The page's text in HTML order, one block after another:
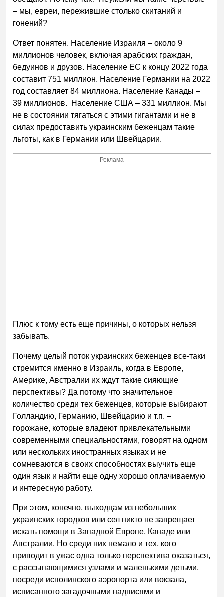
– мы, евреи, пережившие столько скитаний и
гонений?
Ответ понятен. Население Израиля – около 9
миллионов человек, включая арабских граждан,
бедуинов и друзов. Население ЕС к концу 2022 года
составит 751 миллион. Население Германии на 2022
год составляет 84 миллиона. Население Канады –
39 миллионов. Население США – 331 миллион. Мы
не в состоянии тягаться с этими гигантами и не в
силах предоставить украинским беженцам такие
льготы, как в Германии или Швейцарии.
Реклама
Плюс к тому есть еще причины, о которых нельзя
забывать.
Почему целый поток украинских беженцев все-таки
стремится именно в Израиль, когда в Европе,
Америке, Австралии их ждут такие сияющие
перспективы? Да потому что значительное
количество среди тех беженцев, которые выбирают
Голландию, Германию, Швейцарию и т.п. –
горожане, которые владеют привлекательными
современными специальностями, говорят на одном
или нескольких иностранных языках и не
сомневаются в своих способностях выучить еще
один язык и найти еще одну хорошо оплачиваемую
и интересную работу.
При этом, конечно, выходцам из небольших
украинских городков или сел никто не запрещает
искать помощи в Западной Европе, Канаде или
Австралии. Но среди них немало и тех, кого
приводит в ужас одна только перспектива оказаться,
с рассыпающимися узлами и маленькими детьми,
посреди исполинского аэропорта или вокзала,
исписанного загадочными надписями и